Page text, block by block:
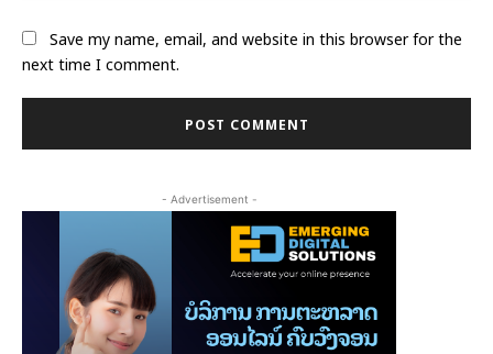
Save my name, email, and website in this browser for the
next time I comment.
- Advertisement -